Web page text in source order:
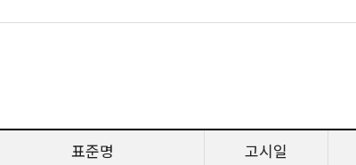
표준명 고시일